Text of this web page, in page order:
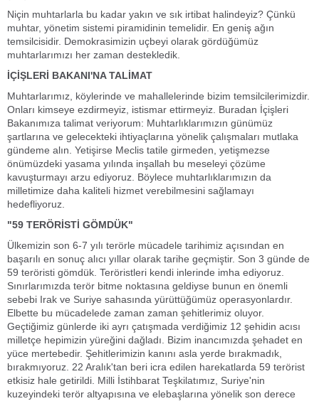
Niçin muhtarlarla bu kadar yakın ve sık irtibat halindeyiz? Çünkü
muhtar, yönetim sistemi piramidinin temelidir. En geniş ağın
temsilcisidir. Demokrasimizin uçbeyi olarak gördüğümüz
muhtarlarımızı her zaman destekledik.
İÇİŞLERİ BAKANI'NA TALİMAT
Muhtarlarımız, köylerinde ve mahallelerinde bizim temsilcilerimizdir.
Onları kimseye ezdirmeyiz, istismar ettirmeyiz. Buradan İçişleri
Bakanımıza talimat veriyorum: Muhtarlıklarımızın günümüz
şartlarına ve gelecekteki ihtiyaçlarına yönelik çalışmaları mutlaka
gündeme alın. Yetişirse Meclis tatile girmeden, yetişmezse
önümüzdeki yasama yılında inşallah bu meseleyi çözüme
kavuşturmayı arzu ediyoruz. Böylece muhtarlıklarımızın da
milletimize daha kaliteli hizmet verebilmesini sağlamayı
hedefliyoruz.
"59 TERÖRİSTİ GÖMDÜK"
Ülkemizin son 6-7 yılı terörle mücadele tarihimiz açısından en
başarılı en sonuç alıcı yıllar olarak tarihe geçmiştir. Son 3 günde de
59 teröristi gömdük. Teröristleri kendi inlerinde imha ediyoruz.
Sınırlarımızda terör bitme noktasına geldiyse bunun en önemli
sebebi Irak ve Suriye sahasında yürüttüğümüz operasyonlardır.
Elbette bu mücadelede zaman zaman şehitlerimiz oluyor.
Geçtiğimiz günlerde iki ayrı çatışmada verdiğimiz 12 şehidin acısı
milletçe hepimizin yüreğini dağladı. Bizim inancımızda şehadet en
yüce mertebedir. Şehitlerimizin kanını asla yerde bırakmadık,
bırakmıyoruz. 22 Aralık'tan beri icra edilen harekatlarda 59 terörist
etkisiz hale getirildi. Milli İstihbarat Teşkilatımız, Suriye'nin
kuzeyindeki terör altyapısına ve elebaşlarına yönelik son derece